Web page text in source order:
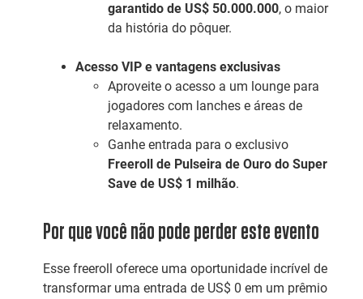
garantido de US$ 50.000.000, o maior
da história do pôquer.
Acesso VIP e vantagens exclusivas
Aproveite o acesso a um lounge para
jogadores com lanches e áreas de
relaxamento.
Ganhe entrada para o exclusivo
Freeroll de Pulseira de Ouro do Super
Save de US$ 1 milhão.
Por que você não pode perder este evento
Esse freeroll oferece uma oportunidade incrível de
transformar uma entrada de US$ 0 em um prêmio